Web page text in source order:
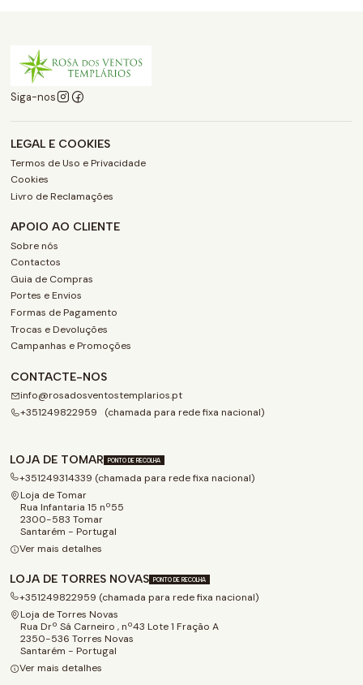
Siga-nos
LEGAL E COOKIES
Termos de Uso e Privacidade
Cookies
Livro de Reclamações
APOIO AO CLIENTE
Sobre nós
Contactos
Guia de Compras
Portes e Envios
Formas de Pagamento
Trocas e Devoluções
Campanhas e Promoções
CONTACTE-NOS
info@rosadosventostemplarios.pt
+351249822959 (chamada para rede fixa nacional)
LOJA DE TOMAR PONTO DE RECOLHA
+351249314339 (chamada para rede fixa nacional)
Loja de Tomar
Rua Infantaria 15 nº55
2300-583 Tomar
Santarém - Portugal
Ver mais detalhes
LOJA DE TORRES NOVAS PONTO DE RECOLHA
+351249822959 (chamada para rede fixa nacional)
Loja de Torres Novas
Rua Drº Sá Carneiro , nº43 Lote 1 Fração A
2350-536 Torres Novas
Santarém - Portugal
Ver mais detalhes